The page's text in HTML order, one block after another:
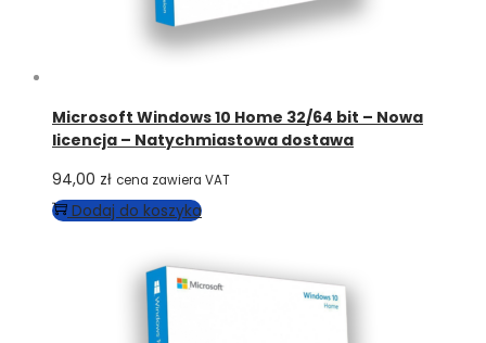
Microsoft Windows 10 Home 32/64 bit – Nowa
licencja – Natychmiastowa dostawa
94,00 zł cena zawiera VAT
Dodaj do koszyka